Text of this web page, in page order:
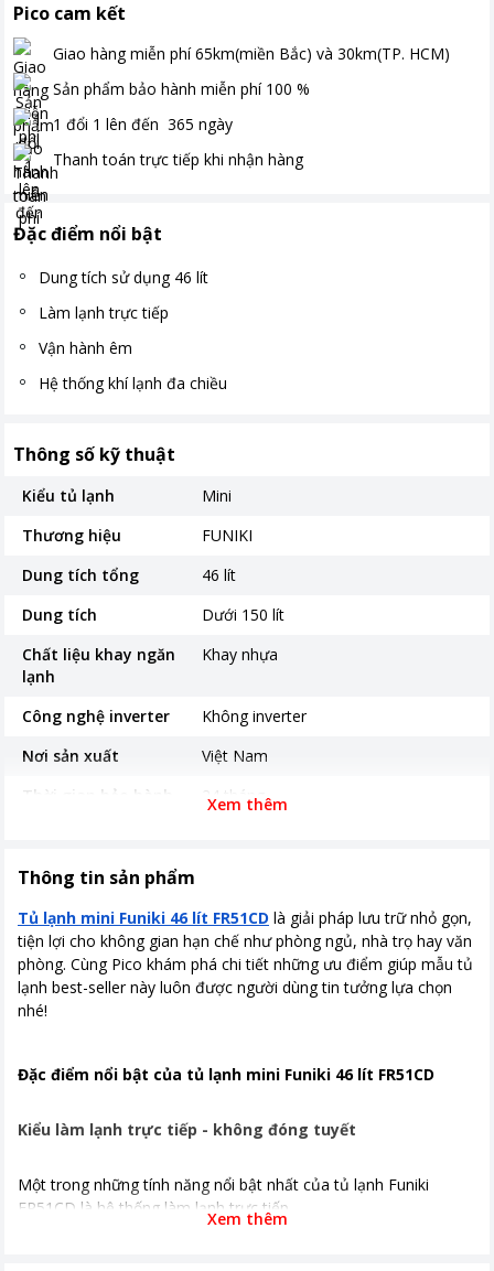
Pico cam kết
Giao hàng miễn phí 65km(miền Bắc) và 30km(TP. HCM)
Sản phẩm bảo hành miễn phí 100 %
1 đổi 1 lên đến 365 ngày
Thanh toán trực tiếp khi nhận hàng
Đặc điểm nổi bật
Dung tích sử dụng 46 lít
Làm lạnh trực tiếp
Vận hành êm
Hệ thống khí lạnh đa chiều
Thông số kỹ thuật
Kiểu tủ lạnh
Mini
Thương hiệu
FUNIKI
Dung tích tổng
46 lít
Dung tích
Dưới 150 lít
Chất liệu khay ngăn
lạnh
Khay nhựa
Công nghệ inverter
Không inverter
Nơi sản xuất
Việt Nam
Thời gian bảo hành
24 tháng
Công nghệ làm lạnh
Kích thước, khối lượng Cao 49.1 cm - Rộng 44.1 cm - Sâu
47.2 cm Khối lượng 15 Kg
Khoảng giá
Từ 2 - 5 triệu
Xem thêm
Thông tin sản phẩm
Tủ lạnh mini Funiki 46 lít FR51CD là giải pháp lưu trữ nhỏ gọn,
tiện lợi cho không gian hạn chế như phòng ngủ, nhà trọ hay văn
phòng. Cùng Pico khám phá chi tiết những ưu điểm giúp mẫu tủ
lạnh best-seller này luôn được người dùng tin tưởng lựa chọn
nhé!
Đặc điểm nổi bật của tủ lạnh mini Funiki 46 lít FR51CD
Kiểu làm lạnh trực tiếp - không đóng tuyết
Một trong những tính năng nổi bật nhất của tủ lạnh Funiki
FR51CD là hệ thống làm lạnh trực tiếp.
Xem thêm